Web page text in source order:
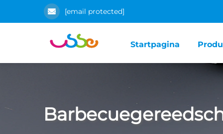
[email protected]
Startpagina